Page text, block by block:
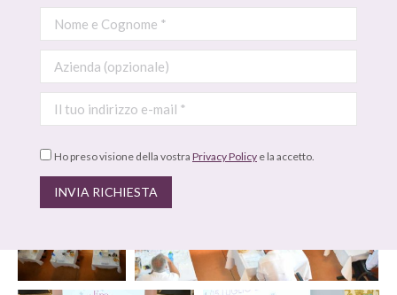
Ho preso visione della vostra Privacy Policy e la accetto.